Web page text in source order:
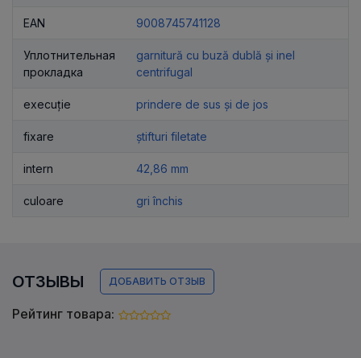
EAN 9008745741128
Уплотнительная
прокладка
garnitură cu buză dublă și inel
centrifugal
execuție prindere de sus și de jos
fixare știfturi filetate
intern 42,86 mm
culoare gri închis
ОТЗЫВЫ ДОБАВИТЬ ОТЗЫВ
Рейтинг товара: